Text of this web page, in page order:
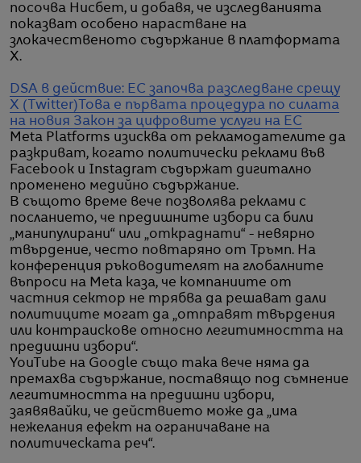
посочва Нисбет, и добавя, че изследванията
показват особено нарастване на
злокачественото съдържание в платформата
X.
DSA в действие: ЕС започва разследване срещу
X (Twitter) Това е първата процедура по силата
на новия Закон за цифровите услуги на ЕС
Meta Platforms изисква от рекламодателите да
разкриват, когато политически реклами във
Facebook и Instagram съдържат дигитално
променено медийно съдържание.
В същото време вече позволява реклами с
посланието, че предишните избори са били
„манипулирани“ или „откраднати“ - невярно
твърдение, често повтаряно от Тръмп. На
конференция ръководителят на глобалните
въпроси на Meta каза, че компаниите от
частния сектор не трябва да решават дали
политиците могат да „отправят твърдения
или контраискове относно легитимността на
предишни избори“.
YouTube на Google също така вече няма да
премахва съдържание, поставящо под съмнение
легитимността на предишни избори,
заявявайки, че действието може да „има
нежелания ефект на ограничаване на
политическата реч“.